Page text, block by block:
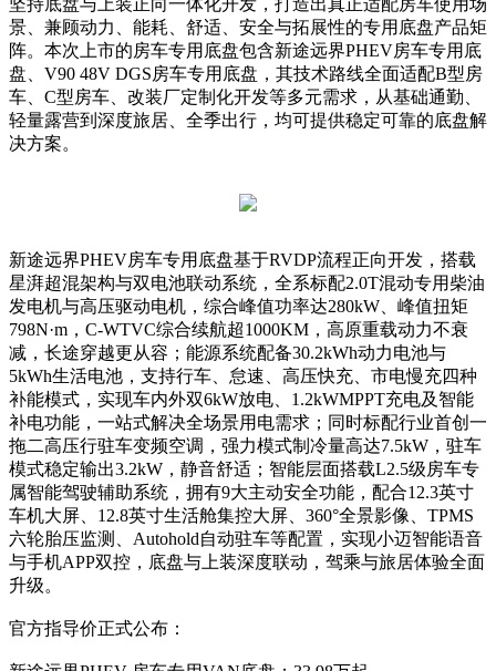
坚持底盘与上装正向一体化开发，打造出真正适配房车使用场
景、兼顾动力、能耗、舒适、安全与拓展性的专用底盘产品矩
阵。本次上市的房车专用底盘包含新途远界PHEV房车专用底
盘、V90 48V DGS房车专用底盘，其技术路线全面适配B型房
车、C型房车、改装厂定制化开发等多元需求，从基础通勤、
轻量露营到深度旅居、全季出行，均可提供稳定可靠的底盘解
决方案。
新途远界PHEV房车专用底盘基于RVDP流程正向开发，搭载
星湃超混架构与双电池联动系统，全系标配2.0T混动专用柴油
发电机与高压驱动电机，综合峰值功率达280kW、峰值扭矩
798N·m，C-WTVC综合续航超1000KM，高原重载动力不衰
减，长途穿越更从容；能源系统配备30.2kWh动力电池与
5kWh生活电池，支持行车、怠速、高压快充、市电慢充四种
补能模式，实现车内外双6kW放电、1.2kWMPPT充电及智能
补电功能，一站式解决全场景用电需求；同时标配行业首创一
拖二高压行驻车变频空调，强力模式制冷量高达7.5kW，驻车
模式稳定输出3.2kW，静音舒适；智能层面搭载L2.5级房车专
属智能驾驶辅助系统，拥有9大主动安全功能，配合12.3英寸
车机大屏、12.8英寸生活舱集控大屏、360°全景影像、TPMS
六轮胎压监测、Autohold自动驻车等配置，实现小迈智能语音
与手机APP双控，底盘与上装深度联动，驾乘与旅居体验全面
升级。
官方指导价正式公布：